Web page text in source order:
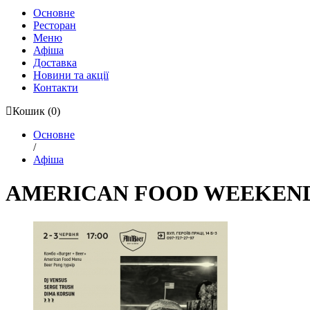
Основне
Ресторан
Меню
Афіша
Доставка
Новини та акції
Контакти
Кошик (0)
Основне
/
Афіша
AMERICAN FOOD